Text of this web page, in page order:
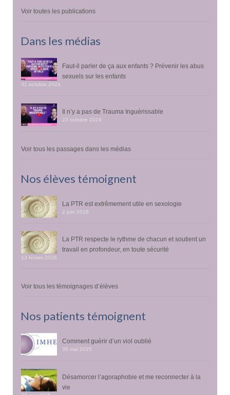
Voir toutes les publications
Dans les médias
Faut-il parler de ça aux enfants ? Prévenir les abus
sexuels sur les enfants
31 octobre 2024
Il n’y a pas de Trauma Inguérissable
23 octobre 2024
Voir tous les passages dans les médias
Nos élèves témoignent
La PTR est extrêmement utile en sexologie
2 juin 2026
La PTR respecte le rythme de chacun et soutient un
travail en profondeur, en toute sécurité
13 février 2026
Voir tous les témoignages d’élèves
Nos patients témoignent
Comment guérir d’un viol oublié
30 mai 2025
Désamorcer l’agoraphobie et me reconnecter à la
vie